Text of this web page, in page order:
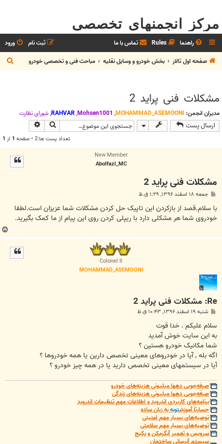
مرکز انجمنهای تخصصی
راهنما Rules تماس با ما ورود
ثبت نام
صفحه اول تالار
بخش خودرو و وسايل نقليه مباحث فنی و تخصصی خودرو
س
مشکلات فنی پراید 2
مدیران انجمن: MOHAMMAD_ASEMOONI
,
Mohsen1001
,
RAHVAR
,شوراي نظارت
ارسال پست جستجو
تعداد پست ها:2 • صفحه 1 از 1
New Member
Abolfazl_MC
مشکلات فنی پراید 2
ت
جمعه ۱۸ اسفند ۱۳۹۶, ۱:۲۹ ق.ظ
با سلام.قصد از بازکردن این تاپیک حل کردن مشکلات شما عزیزان است.لطفا
خودروی شما هر مشکلی دارد با ریپلی کردن روی این پیام از ما کمک بگیرید.
Colonel II
MOHAMMAD_ASEMOONI
Re: مشکلات فنی پراید 2
ت
شنبه ۱۹ اسفند ۱۳۹۶, ۱۰:۴۳ ق.ظ
سلام علیکم . خدا قوت
به این سایت خوش آمدید
شما مکانیک خودرو هستین ؟
اگه بله , آیا در خودروهای معینی تخصص دارین یا همه خودروها ؟
آیا در سیستمهای معینی تخصص دارید یا در همه چیز خودرو ؟
صرفه‌جویی دهها میلیونیِ هزینه‌های خودرو
صرفه‌جویی دهها میلیونیِ هزینه‌های زندگی
برنامه‌های کاربردی اندروید و اطلاعات مهمِ تنظیمات اندروید
جسارتاً آموزشتوبهبه زبان ساده
توصیه‌های بسیار مهم امنیتی
توصیه‌های بسیار مهم سلامتی
سرویس و تعمیر آبگرمکن و پکیج
سیستم آبرسانی ساختمان